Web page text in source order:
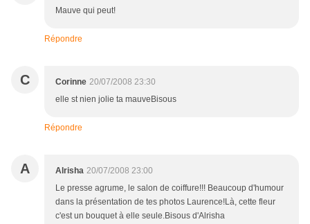
Mauve qui peut!
Répondre
C Corinne 20/07/2008 23:30
elle st nien jolie ta mauveBisous
Répondre
A Alrisha 20/07/2008 23:00
Le presse agrume, le salon de coiffure!!! Beaucoup d'humour
dans la présentation de tes photos Laurence!Là, cette fleur
c'est un bouquet à elle seule.Bisous d'Alrisha